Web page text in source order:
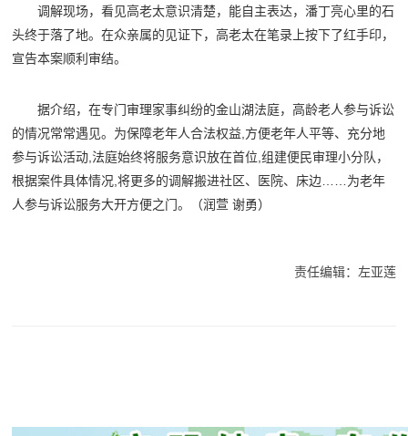
调解现场，看见高老太意识清楚，能自主表达，潘丁亮心里的石
头终于落了地。在众亲属的见证下，高老太在笔录上按下了红手印，
宣告本案顺利审结。
据介绍，在专门审理家事纠纷的金山湖法庭，高龄老人参与诉讼
的情况常常遇见。为保障老年人合法权益,方便老年人平等、充分地
参与诉讼活动,法庭始终将服务意识放在首位,组建便民审理小分队，
根据案件具体情况,将更多的调解搬进社区、医院、床边……为老年
人参与诉讼服务大开方便之门。
（润萱 谢勇）
责任编辑：左亚莲